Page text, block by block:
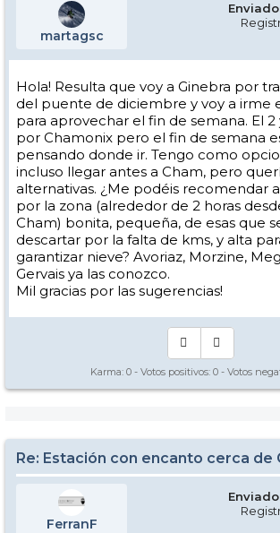
martagsc
Hola! Resulta que voy a Ginebra por
del puente de diciembre y voy a irme
para aprovechar el fin de semana. El 2
por Chamonix pero el fin de semana
pensando donde ir. Tengo como
incluso llegar antes a Cham, pero
alternativas. ¿Me podéis recomendar
por la zona (alrededor de 2 horas
Cham) bonita, pequeña, de esas que
descartar por la falta de kms, y alta
garantizar nieve? Avoriaz, Morzine,
Gervais ya las conozco.
Mil gracias por las sugerencias!
Karma: 0 - Votos positivos: 0 - Votos
Re: Estación con encanto cerca de
FerranF